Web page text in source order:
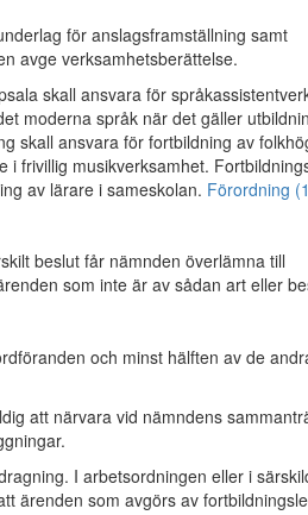
för anslagsframställning samt
avge verksamhetsberättelse.
skall ansvara för
moderna språk när det gäller
skall ansvara för fortbildning av
i frivillig musikverksamhet.
av lärare i sameskolan. Förordning
beslut får nämnden överlämna till
som inte är av sådan art eller
och minst hälften av de
att närvara vid nämndens
I arbetsordningen eller i
ärenden som avgörs av